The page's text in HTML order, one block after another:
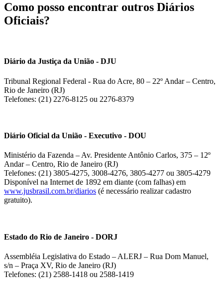
Como posso encontrar outros Diários
Oficiais?
Diário da Justiça da União - DJU
Tribunal Regional Federal - Rua do Acre, 80 – 22º Andar – Centro,
Rio de Janeiro (RJ)
Telefones: (21) 2276-8125 ou 2276-8379
Diário Oficial da União - Executivo - DOU
Ministério da Fazenda – Av. Presidente Antônio Carlos, 375 – 12º
Andar – Centro, Rio de Janeiro (RJ)
Telefones: (21) 3805-4275, 3008-4276, 3805-4277 ou 3805-4279
Disponível na Internet de 1892 em diante (com falhas) em
www.jusbrasil.com.br/diarios (é necessário realizar cadastro
gratuito).
Estado do Rio de Janeiro - DORJ
Assembléia Legislativa do Estado – ALERJ – Rua Dom Manuel,
s/n – Praça XV, Rio de Janeiro (RJ)
Telefones: (21) 2588-1418 ou 2588-1419